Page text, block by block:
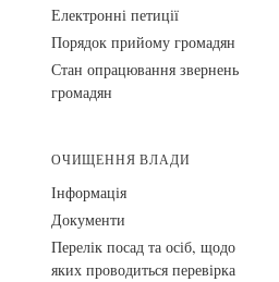
Електронні петиції
Порядок прийому громадян
Стан опрацювання звернень
громадян
ОЧИЩЕННЯ ВЛАДИ
Інформація
Документи
Перелік посад та осіб, щодо
яких проводиться перевірка